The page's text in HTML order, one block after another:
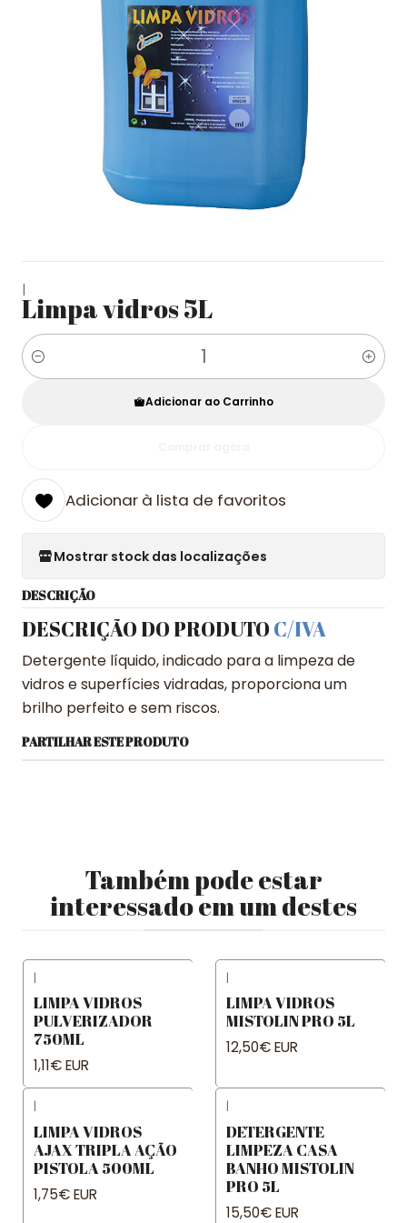
|
Limpa vidros 5L
Quantidade
Adicionar ao Carrinho
Adicionar à lista de favoritos
Mostrar stock das localizações
DESCRIÇÃO
DESCRIÇÃO DO PRODUTOC/IVA
Detergente líquido, indicado para a limpeza de
vidros e superfícies vidradas, proporciona um
brilho perfeito e sem riscos.
PARTILHAR ESTE PRODUTO
Também pode estar
interessado em um destes
|
LIMPA VIDROS
PULVERIZADOR
750ML
1,11€ EUR
|
LIMPA VIDROS
MISTOLIN PRO 5L
12,50€ EUR
|
LIMPA VIDROS
AJAX TRIPLA AÇÃO
PISTOLA 500ML
1,75€ EUR
|
DETERGENTE
LIMPEZA CASA
BANHO MISTOLIN
PRO 5L
15,50€ EUR